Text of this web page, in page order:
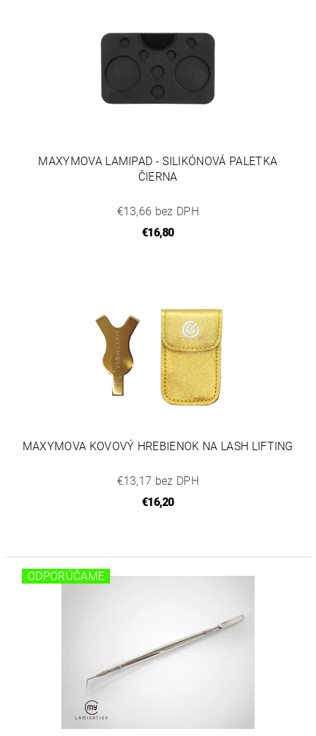
MAXYMOVA LAMIPAD - SILIKÓNOVÁ PALETKA
ČIERNA
€13,66 bez DPH
€16,80
MAXYMOVA KOVOVÝ HREBIENOK NA LASH LIFTING
€13,17 bez DPH
€16,20
ODPORÚČAME